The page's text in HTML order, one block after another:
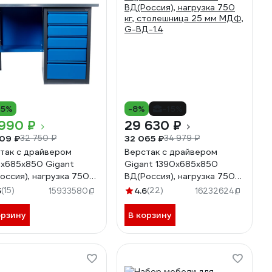
₽
₽32 750 ₽
с драйвером
Gigant
нагрузка 750
25 мм МДФ,
(15) 15933580
-8%
29 630 ₽
32 065 ₽34 979 ₽
Верстак с драйвером
Gigant 1390х685х850
ВД(Россия), нагрузка 750
кг, столешница 25 мм МДФ,
4.6(22) 16232624
В корзину